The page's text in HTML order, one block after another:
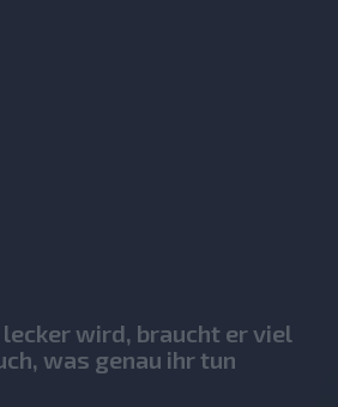
wird, braucht er viel
was genau ihr tun